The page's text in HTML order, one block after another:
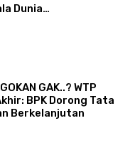
Dunia…
GAK..? WTP
BPK Dorong Tata
Berkelanjutan